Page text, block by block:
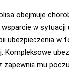
obejmuje
wsparcie w
ubezpieczenia w
Kompleksowe
zapewnia mu